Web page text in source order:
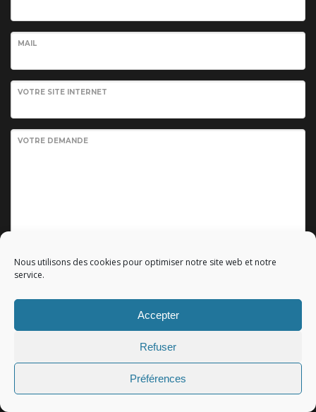
Nous utilisons des cookies pour optimiser notre site web et notre
service.
Accepter
Refuser
Préférences
MAIL
VOTRE SITE INTERNET
VOTRE DEMANDE
Envoyer votre demande
© 2010 - 2023 Copyright byRéférencement google gratuit
Mentions légales |All rights reserved - Tous droits
réservés.